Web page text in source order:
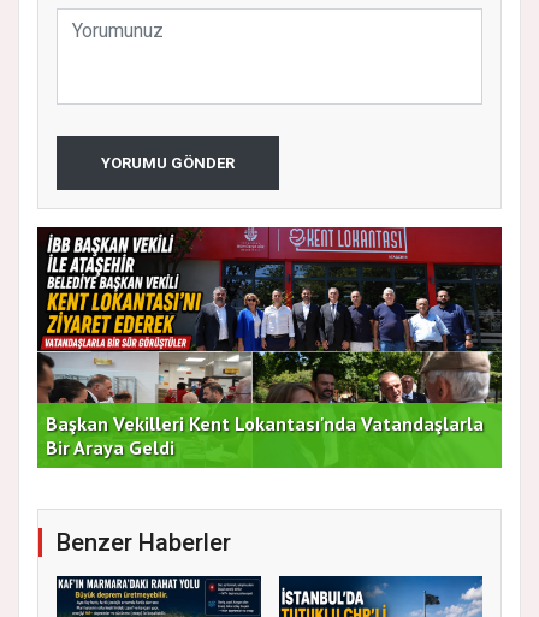
YORUMU GÖNDER
Başkan Vekilleri Kent Lokantası'nda Vatandaşlarla
Bir Araya Geldi
Benzer Haberler